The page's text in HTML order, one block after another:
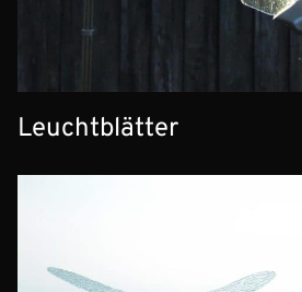
Leuchtblätter